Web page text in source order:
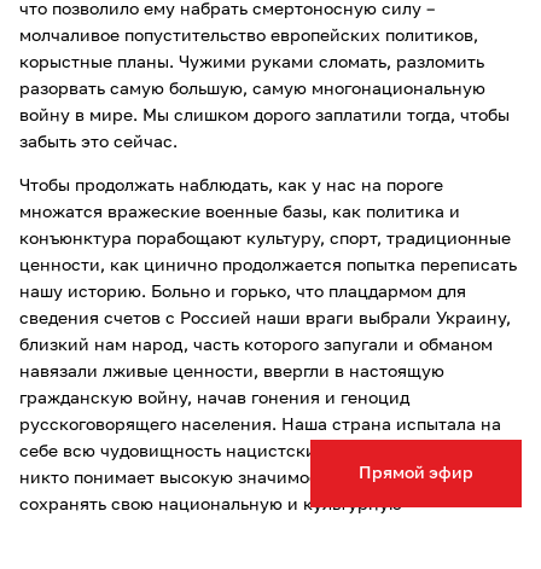
Прямой эфир
что позволило ему набрать смертоносную силу –
молчаливое попустительство европейских политиков,
корыстные планы. Чужими руками сломать, разломить
разорвать самую большую, самую многонациональную
войну в мире. Мы слишком дорого заплатили тогда, чтобы
забыть это сейчас.
Чтобы продолжать наблюдать, как у нас на пороге
множатся вражеские военные базы, как политика и
конъюнктура порабощают культуру, спорт, традиционные
ценности, как цинично продолжается попытка переписать
нашу историю. Больно и горько, что плацдармом для
сведения счетов с Россией наши враги выбрали Украину,
близкий нам народ, часть которого запугали и обманом
навязали лживые ценности, ввергли в настоящую
гражданскую войну, начав гонения и геноцид
русскоговорящего населения. Наша страна испытала на
себе всю чудовищность нацистских идей и планов, как
никто понимает высокую значимость права людей
сохранять свою национальную и культурную